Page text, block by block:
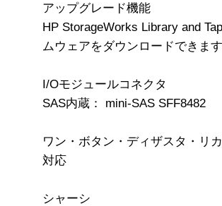
アップグレード機能
HP StorageWorks Library and
ムウェアをダウンロードできま
I/Oモジュールコネクタ
SAS内蔵： mini-SAS SFF8482
ワン・ボタン・ディザスタ・リ
対応
シャーシ